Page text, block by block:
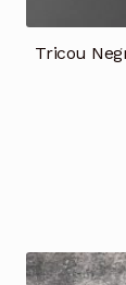
Tricou